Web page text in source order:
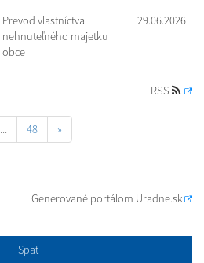
Prevod vlastníctva
nehnuteľného majetku
obce
29.06.2026
RSS
... 48 »
Generované portálom Uradne.sk
Späť